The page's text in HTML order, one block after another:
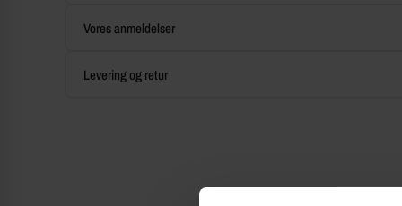
Vores anmeldelser
Levering og retur